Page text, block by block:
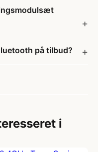
på tilbud?
i